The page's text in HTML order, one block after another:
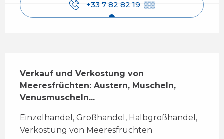
+33 7 82 82 19 ▒▒
Verkauf und Verkostung von
Meeresfrüchten: Austern, Muscheln,
Venusmuscheln...
Einzelhandel, Großhandel, Halbgroßhandel,
Verkostung von Meeresfrüchten